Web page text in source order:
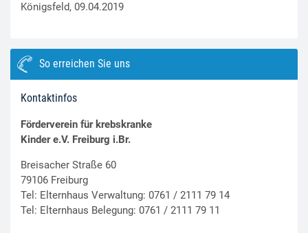
Königsfeld, 09.04.2019
So erreichen Sie uns
Kontaktinfos
Förderverein für krebskranke
Kinder e.V. Freiburg i.Br.
Breisacher Straße 60
79106 Freiburg
Tel: Elternhaus Verwaltung: 0761 / 2111 79 14
Tel: Elternhaus Belegung: 0761 / 2111 79 11